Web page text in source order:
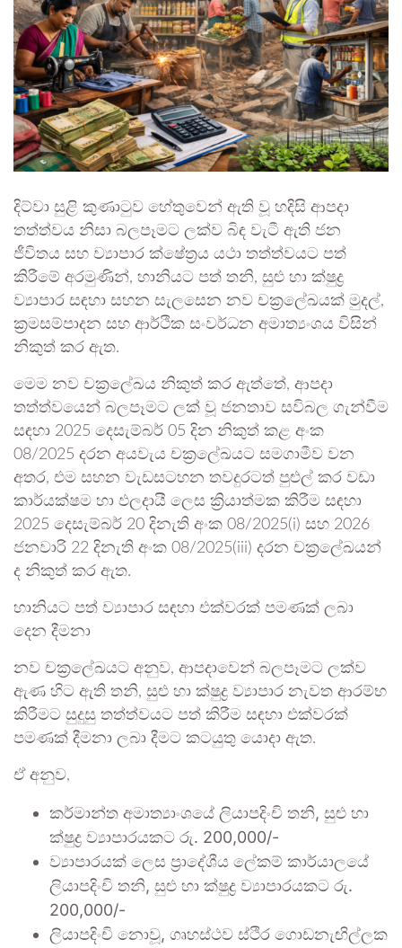
දිට්වා සුළි කුණාටුව හේතුවෙන් ඇති වූ හදිසි ආපදා
තත්ත්වය නිසා බලපෑමට ලක්ව බිඳ වැටී ඇති ජන
ජීවිතය සහ ව්‍යාපාර ක්ෂේත්‍රය යථා තත්ත්වයට පත්
කිරීමේ අරමුණින්, හානියට පත් තනි, සුළු හා ක්ෂුද්‍ර
ව්‍යාපාර සඳහා සහන සැලසෙන නව චක්‍රලේඛයක් මුදල්,
ක්‍රමසම්පාදන සහ ආර්ථික සංවර්ධන අමාත්‍යංශය විසින්
නිකුත් කර ඇත.
මෙම නව චක්‍රලේඛය නිකුත් කර ඇත්තේ, ආපදා
තත්ත්වයෙන් බලපෑමට ලක් වූ ජනතාව සවිබල ගැන්වීම
සඳහා 2025 දෙසැම්බර් 05 දින නිකුත් කළ අංක
08/2025 දරන අයවැය චක්‍රලේඛයට සමගාමීව වන
අතර, එම සහන වැඩසටහන තවදුරටත් පුළුල් කර වඩා
කාර්යක්ෂම හා ඵලදායී ලෙස ක්‍රියාත්මක කිරීම සඳහා
2025 දෙසැම්බර් 20 දිනැති අංක 08/2025(i) සහ 2026
ජනවාරි 22 දිනැති අංක 08/2025(iii) දරන චක්‍රලේඛයන්
ද නිකුත් කර ඇත.
හානියට පත් ව්‍යාපාර සඳහා එක්වරක් පමණක් ලබා
දෙන දීමනා
නව චක්‍රලේඛයට අනුව, ආපදාවෙන් බලපෑමට ලක්ව
ඇණ හිට ඇති තනි, සුළු හා ක්ෂුද්‍ර ව්‍යාපාර නැවත ආරම්භ
කිරීමට සුදුසු තත්ත්වයට පත් කිරීම සඳහා එක්වරක්
පමණක් දීමනා ලබා දීමට කටයුතු යොදා ඇත.
ඒ අනුව,
කර්මාන්ත අමාත්‍යාංශයේ ලියාපදිංචි තනි, සුළු හා
ක්ෂුද්‍ර ව්‍යාපාරයකට රු. 200,000/-
ව්‍යාපාරයක් ලෙස ප්‍රාදේශීය ලේකම් කාර්යාලයේ
ලියාපදිංචි තනි, සුළු හා ක්ෂුද්‍ර ව්‍යාපාරයකට රු.
200,000/-
ලියාපදිංචි නොවූ, ගෘහස්ථව ස්ථිර ගොඩනැඟිල්ලක